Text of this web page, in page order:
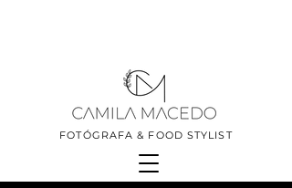
FOTÓGRAFA & FOOD STYLIST